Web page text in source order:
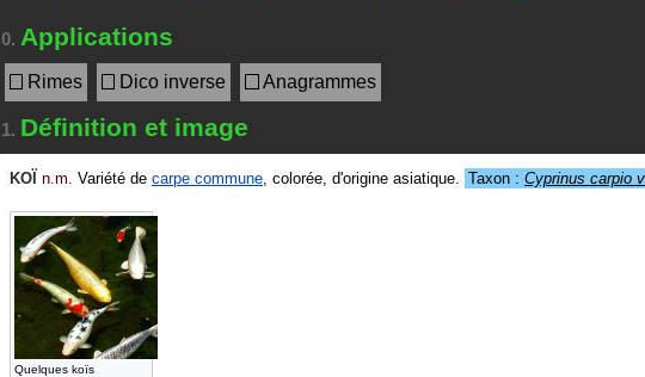
0. Applications
Rimes Dico inverse Anagrammes
1. Définition et image
KOÏ n.m. Variété de carpe commune, colorée, d'origine asiatique. Taxon : Cyprinus carpio
Quelques koïs